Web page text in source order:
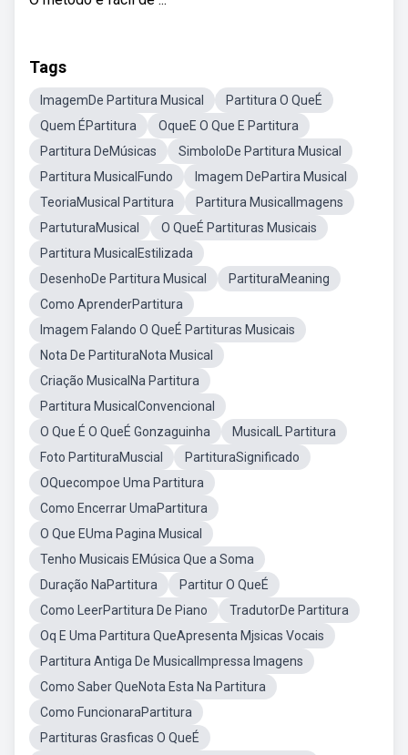
Tags
ImagemDe Partitura Musical
Partitura O QueÉ
Quem ÉPartitura
OqueE O Que E Partitura
Partitura DeMúsicas
SimboloDe Partitura Musical
Partitura MusicalFundo
Imagem DePartira Musical
TeoriaMusical Partitura
Partitura MusicalImagens
PartuturaMusical
O QueÉ Partituras Musicais
Partitura MusicalEstilizada
DesenhoDe Partitura Musical
PartituraMeaning
Como AprenderPartitura
Imagem Falando O QueÉ Partituras Musicais
Nota De PartituraNota Musical
Criação MusicalNa Partitura
Partitura MusicalConvencional
O Que É O QueÉ Gonzaguinha
MusicalL Partitura
Foto PartituraMuscial
PartituraSignificado
OQuecompoe Uma Partitura
Como Encerrar UmaPartitura
O Que EUma Pagina Musical
Tenho Musicais EMúsica Que a Soma
Duração NaPartitura
Partitur O QueÉ
Como LeerPartitura De Piano
TradutorDe Partitura
Oq E Uma Partitura QueApresenta Mjsicas Vocais
Partitura Antiga De MusicalImpressa Imagens
Como Saber QueNota Esta Na Partitura
Como FuncionaraPartitura
Partituras Grasficas O QueÉ